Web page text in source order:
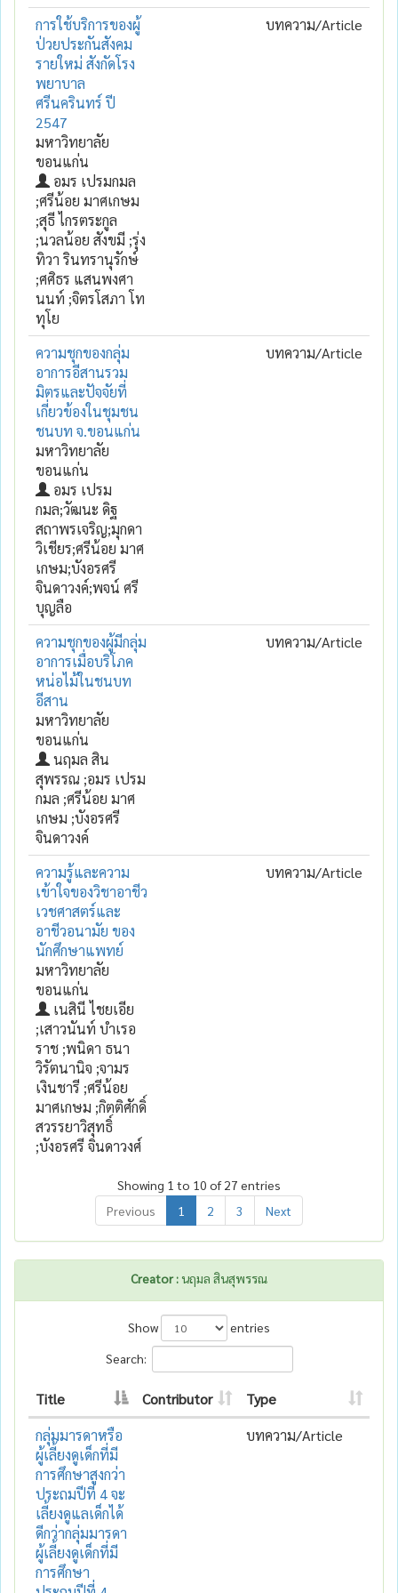
การใช้บริการของผู้
ป่วยประกันสังคม
รายใหม่ สังกัดโรง
พยาบาล
ศรีนครินทร์ ปี
2547
มหาวิทยาลัย
ขอนแก่น
อมร เปรมกมล
;ศรีน้อย มาศเกษม
;สุธี ไกรตระกูล
;นวลน้อย สังขมี ;รุ่ง
ทิวา รินทรานุรักษ์
;ศศิธร แสนพงศา
นนท์ ;จิตรโสภา โท
ทุโย
บทความ/Article
ความชุกของกลุ่ม
อาการอีสานรวม
มิตรและปัจจัยที่
เกี่ยวข้องในชุมชน
ชนบท จ.ขอนแก่น
มหาวิทยาลัย
ขอนแก่น
อมร เปรม
กมล;วัฒนะ ดิฐ
สถาพรเจริญ;มุกดา
วิเชียร;ศรีน้อย มาศ
เกษม;บังอรศรี
จินดาวงค์;พจน์ ศรี
บุญลือ
บทความ/Article
ความชุกของผู้มีกลุ่ม
อาการเมื่อบริโภค
หน่อไม้ในชนบท
อีสาน
มหาวิทยาลัย
ขอนแก่น
นฤมล สิน
สุพรรณ ;อมร เปรม
กมล ;ศรีน้อย มาศ
เกษม ;บังอรศรี
จินดาวงค์
บทความ/Article
ความรู้และความ
เข้าใจของวิชาอาชีว
เวชศาสตร์และ
อาชีวอนามัย ของ
นักศึกษาแพทย์
มหาวิทยาลัย
ขอนแก่น
เนสินี ไชยเอีย
;เสาวนันท์ บำเรอ
ราช ;พนิดา ธนา
วิรัตนานิจ ;จามร
เงินชารี ;ศรีน้อย
มาศเกษม ;กิตติศักดิ์
สวรรยาวิสุทธิ์
;บังอรศรี จินดาวงศ์
บทความ/Article
Showing 1 to 10 of 27 entries
Previous
1 2 3 Next
Creator : นฤมล สินสุพรรณ
Show
entries
Search:
Title Contributor
Type
กลุ่มมารดาหรือ
ผู้เลี้ยงดูเด็กที่มี
การศึกษาสูงกว่า
ประถมปีที่ 4 จะ
เลี้ยงดูแลเด็กได้
ดีกว่ากลุ่มมารดา
ผู้เลี้ยงดูเด็กที่มี
การศึกษา
บทความ/Article